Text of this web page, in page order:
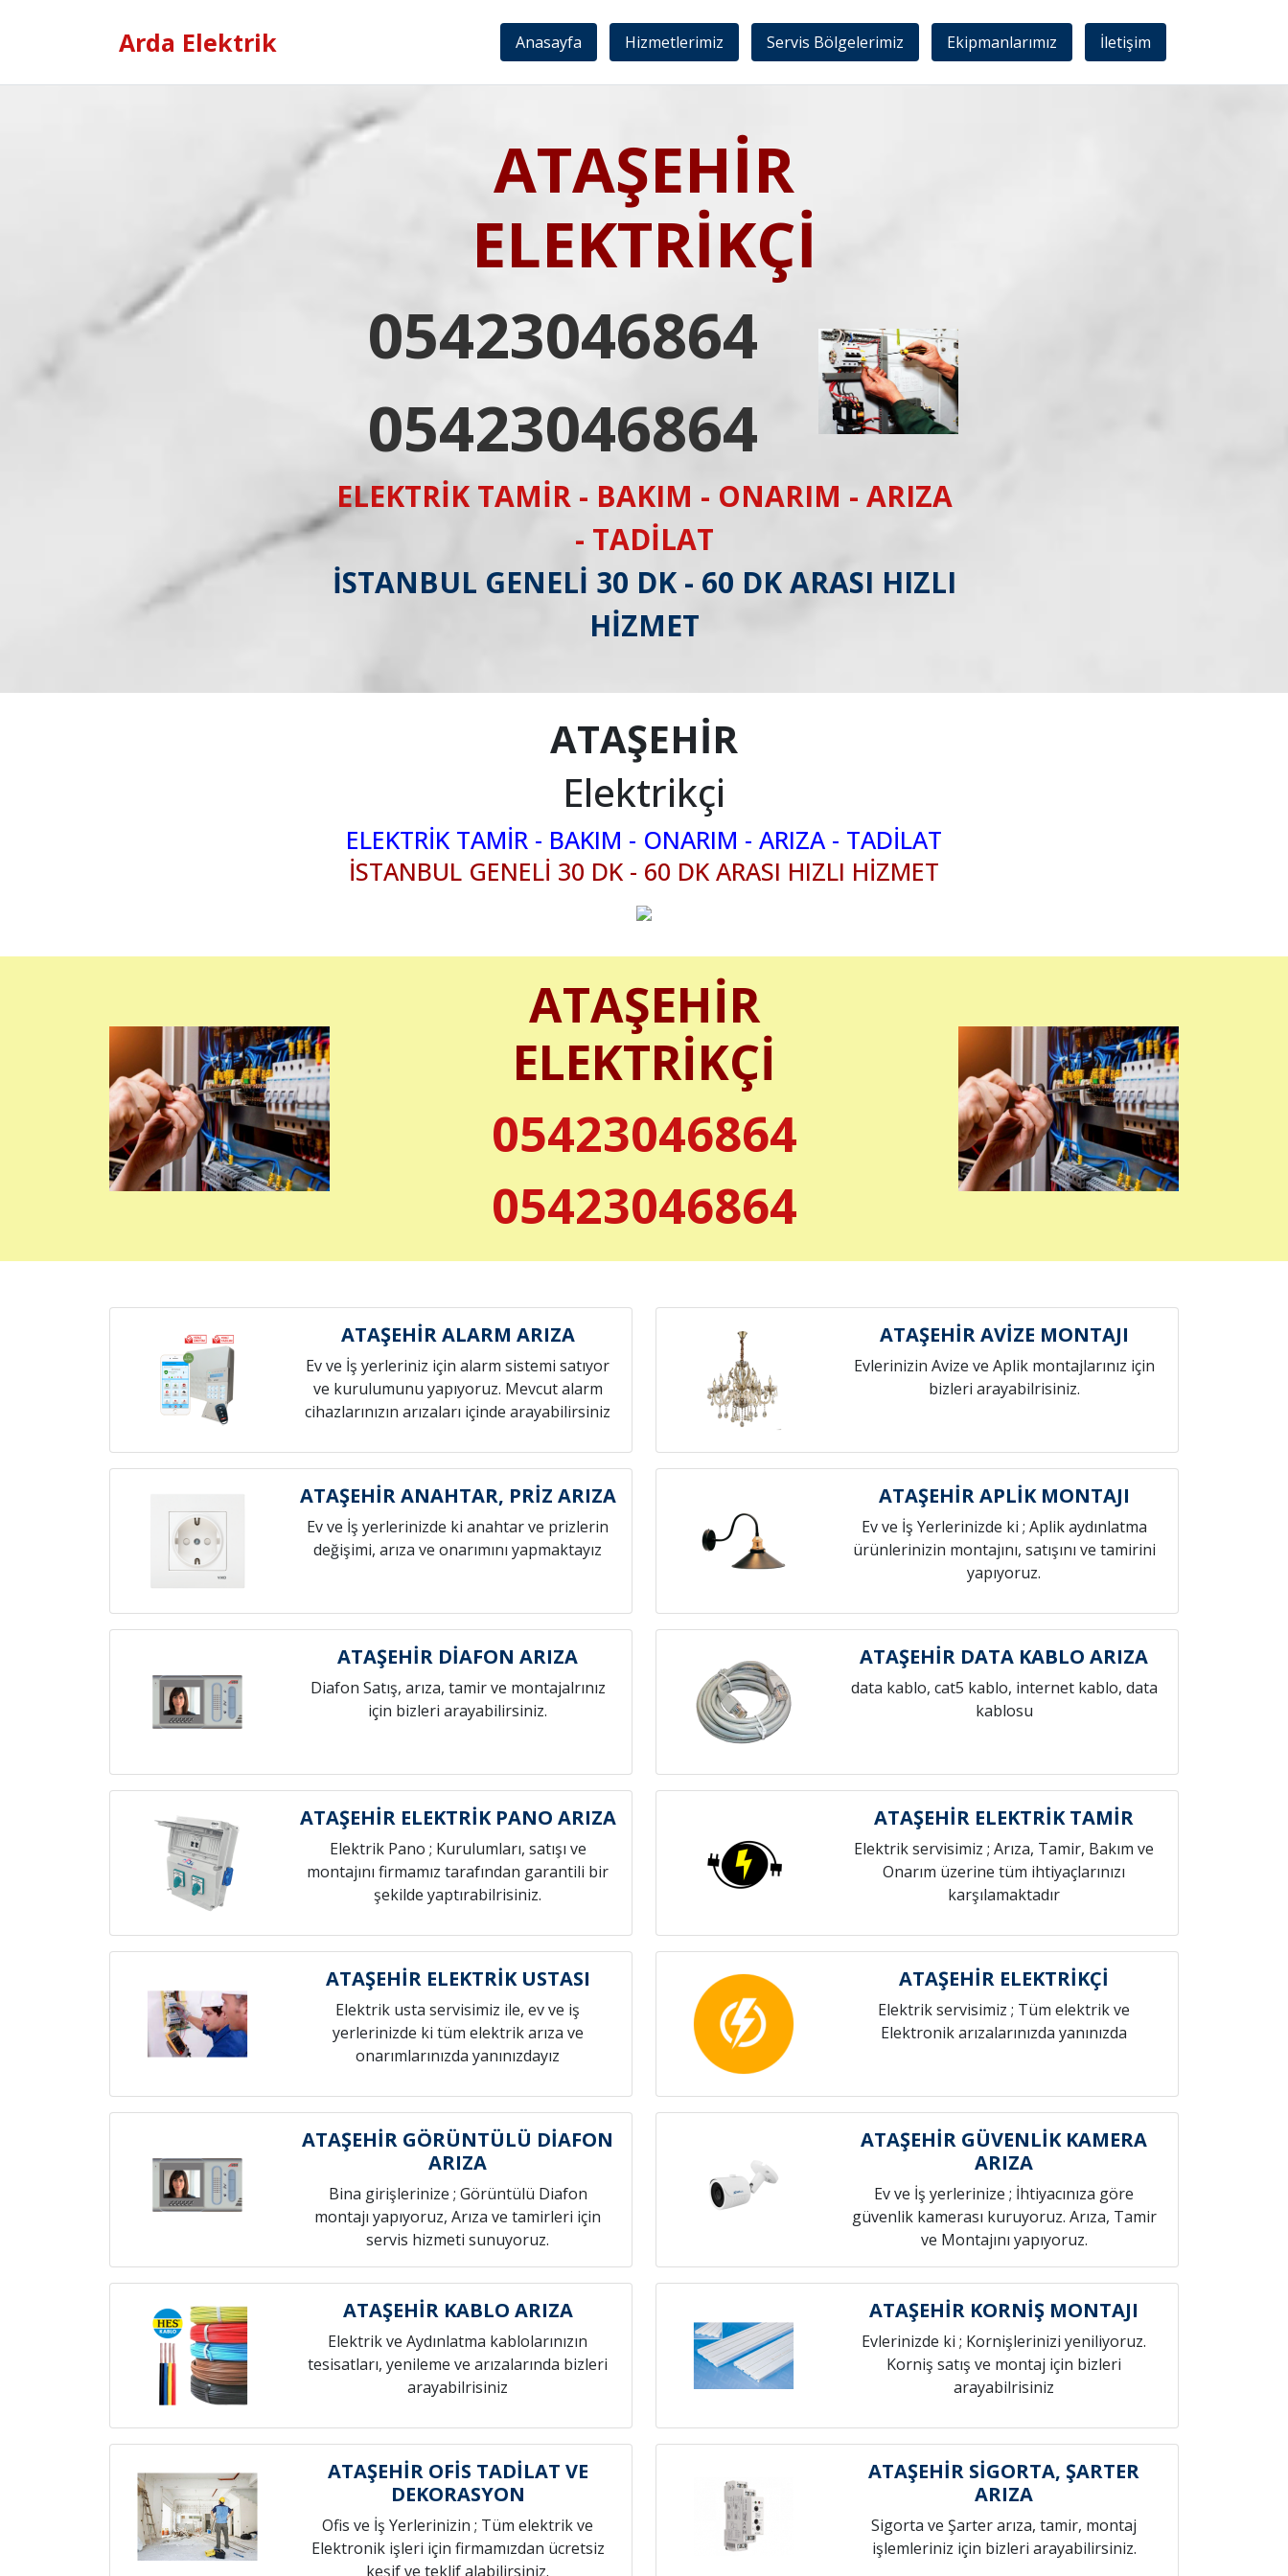
Arda Elektrik Anasayfa Hizmetlerimiz Servis Bölgelerimiz Ekipmanlarımız İletişim
ATAŞEHİR
ELEKTRİKÇİ
05423046864
05423046864
ELEKTRİK TAMİR - BAKIM - ONARIM - ARIZA
- TADİLAT
İSTANBUL GENELİ 30 DK - 60 DK ARASI HIZLI
HİZMET
ATAŞEHİR
Elektrikçi
ELEKTRİK TAMİR - BAKIM - ONARIM - ARIZA - TADİLAT
İSTANBUL GENELİ 30 DK - 60 DK ARASI HIZLI HİZMET
ATAŞEHİR
ELEKTRİKÇİ
05423046864
05423046864
ATAŞEHİR ALARM ARIZA
Ev ve İş yerleriniz için alarm sistemi satıyor
ve kurulumunu yapıyoruz. Mevcut alarm
cihazlarınızın arızaları içinde arayabilirsiniz
ATAŞEHİR AVİZE MONTAJI
Evlerinizin Avize ve Aplik montajlarınız için
bizleri arayabilrisiniz.
ATAŞEHİR ANAHTAR, PRİZ ARIZA
Ev ve İş yerlerinizde ki anahtar ve prizlerin
değişimi, arıza ve onarımını yapmaktayız
ATAŞEHİR APLİK MONTAJI
Ev ve İş Yerlerinizde ki ; Aplik aydınlatma
ürünlerinizin montajını, satışını ve tamirini
yapıyoruz.
ATAŞEHİR DİAFON ARIZA
Diafon Satış, arıza, tamir ve montajalrınız
için bizleri arayabilirsiniz.
ATAŞEHİR DATA KABLO ARIZA
data kablo, cat5 kablo, internet kablo, data
kablosu
ATAŞEHİR ELEKTRİK PANO ARIZA
Elektrik Pano ; Kurulumları, satışı ve
montajını firmamız tarafından garantili bir
şekilde yaptırabilrisiniz.
ATAŞEHİR ELEKTRİK TAMİR
Elektrik servisimiz ; Arıza, Tamir, Bakım ve
Onarım üzerine tüm ihtiyaçlarınızı
karşılamaktadır
ATAŞEHİR ELEKTRİK USTASI
Elektrik usta servisimiz ile, ev ve iş
yerlerinizde ki tüm elektrik arıza ve
onarımlarınızda yanınızdayız
ATAŞEHİR ELEKTRİKÇİ
Elektrik servisimiz ; Tüm elektrik ve
Elektronik arızalarınızda yanınızda
ATAŞEHİR GÖRÜNTÜLÜ DİAFON
ARIZA
Bina girişlerinize ; Görüntülü Diafon
montajı yapıyoruz, Arıza ve tamirleri için
servis hizmeti sunuyoruz.
ATAŞEHİR GÜVENLİK KAMERA
ARIZA
Ev ve İş yerlerinize ; İhtiyacınıza göre
güvenlik kamerası kuruyoruz. Arıza, Tamir
ve Montajını yapıyoruz.
ATAŞEHİR KABLO ARIZA
Elektrik ve Aydınlatma kablolarınızın
tesisatları, yenileme ve arızalarında bizleri
arayabilrisiniz
ATAŞEHİR KORNİŞ MONTAJI
Evlerinizde ki ; Kornişlerinizi yeniliyoruz.
Korniş satış ve montaj için bizleri
arayabilrisiniz
ATAŞEHİR OFİS TADİLAT VE
DEKORASYON
Ofis ve İş Yerlerinizin ; Tüm elektrik ve
Elektronik işleri için firmamızdan ücretsiz
keşif ve teklif alabilirsiniz.
ATAŞEHİR SİGORTA, ŞARTER
ARIZA
Sigorta ve Şarter arıza, tamir, montaj
işlemleriniz için bizleri arayabilirsiniz.